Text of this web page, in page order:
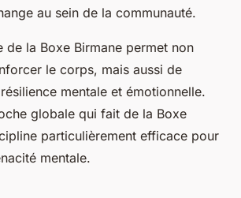
au sein de la communauté.
de la Boxe Birmane permet non
le corps, mais aussi de
mentale et émotionnelle.
globale qui fait de la Boxe
particulièrement efficace pour
mentale.